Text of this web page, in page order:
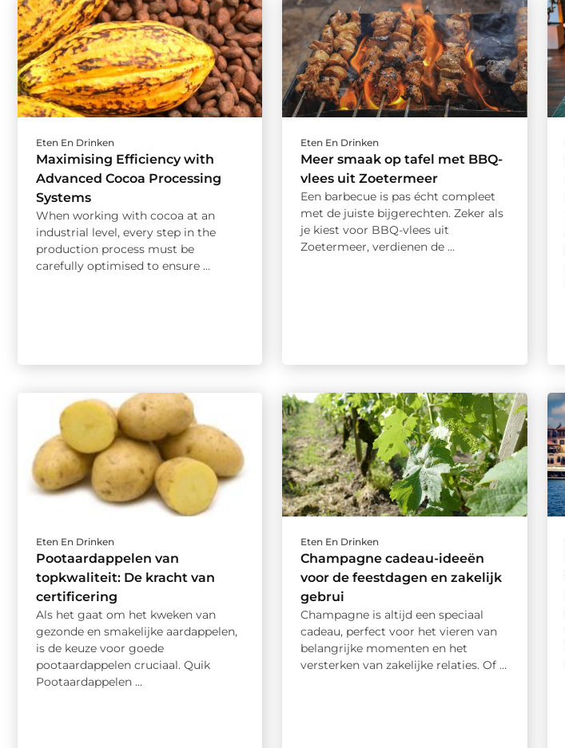
Eten En Drinken
Maximising Efficiency with
Advanced Cocoa Processing
Systems
When working with cocoa at an
industrial level, every step in the
production process must be
carefully optimised to ensure ...
Eten En Drinken
Meer smaak op tafel met BBQ-
vlees uit Zoetermeer
Een barbecue is pas écht compleet
met de juiste bijgerechten. Zeker als
je kiest voor BBQ-vlees uit
Zoetermeer, verdienen de ...
Eten En Drinken
Pootaardappelen van
topkwaliteit: De kracht van
certificering
Als het gaat om het kweken van
gezonde en smakelijke aardappelen,
is de keuze voor goede
pootaardappelen cruciaal. Quik
Pootaardappelen ...
Eten En Drinken
Champagne cadeau-ideeën
voor de feestdagen en zakelijk
gebrui
Champagne is altijd een speciaal
cadeau, perfect voor het vieren van
belangrijke momenten en het
versterken van zakelijke relaties. Of ...